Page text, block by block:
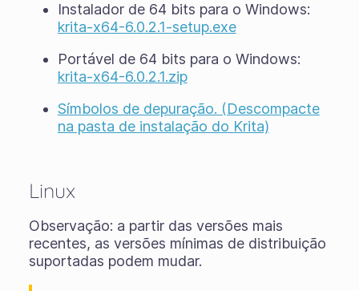
Instalador de 64 bits para o Windows:
krita-x64-6.0.2.1-setup.exe
Portável de 64 bits para o Windows:
krita-x64-6.0.2.1.zip
Símbolos de depuração. (Descompacte
na pasta de instalação do Krita)
Linux
Observação: a partir das versões mais
recentes, as versões mínimas de distribuição
suportadas podem mudar.